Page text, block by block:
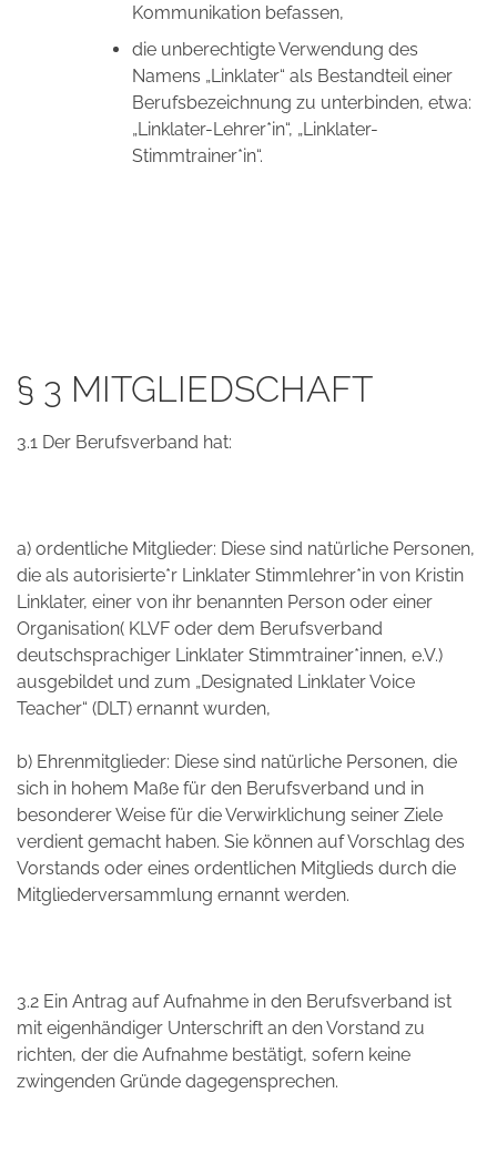
Kommunikation befassen,
die unberechtigte Verwendung des
Namens „Linklater“ als Bestandteil einer
Berufsbezeichnung zu unterbinden, etwa:
„Linklater-Lehrer*in“, „Linklater-
Stimmtrainer*in“.
§ 3 MITGLIEDSCHAFT
3.1 Der Berufsverband hat:
a) ordentliche Mitglieder: Diese sind natürliche Personen,
die als autorisierte*r Linklater Stimmlehrer*in von Kristin
Linklater, einer von ihr benannten Person oder einer
Organisation( KLVF oder dem Berufsverband
deutschsprachiger Linklater Stimmtrainer*innen, e.V.)
ausgebildet und zum „Designated Linklater Voice
Teacher“ (DLT) ernannt wurden,
b) Ehrenmitglieder: Diese sind natürliche Personen, die
sich in hohem Maße für den Berufsverband und in
besonderer Weise für die Verwirklichung seiner Ziele
verdient gemacht haben. Sie können auf Vorschlag des
Vorstands oder eines ordentlichen Mitglieds durch die
Mitgliederversammlung ernannt werden.
3.2 Ein Antrag auf Aufnahme in den Berufsverband ist
mit eigenhändiger Unterschrift an den Vorstand zu
richten, der die Aufnahme bestätigt, sofern keine
zwingenden Gründe dagegensprechen.